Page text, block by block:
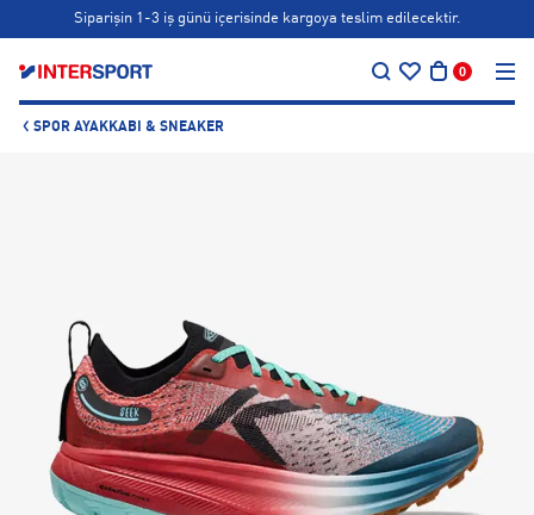
Bonus kartlara özel vade farksız taksit seçenekleri!
Siparişin 1-3 iş günü içerisinde kargoya teslim edilecektir.
Bonus kartlara özel vade farksız taksit seçenekleri!
0
SPOR AYAKKABI & SNEAKER